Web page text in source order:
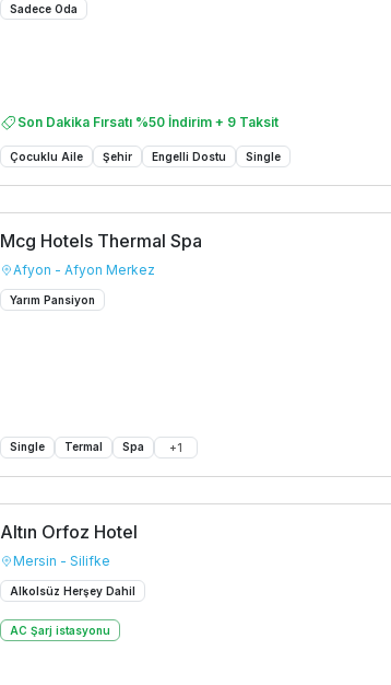
Sadece Oda
Son Dakika Fırsatı %50 İndirim + 9 Taksit
Çocuklu Aile Şehir Engelli Dostu Single
Mcg Hotels Thermal Spa
Afyon - Afyon Merkez
Yarım Pansiyon
Single Termal Spa +1
Altın Orfoz Hotel
Mersin - Silifke
Alkolsüz Herşey Dahil
AC Şarj istasyonu